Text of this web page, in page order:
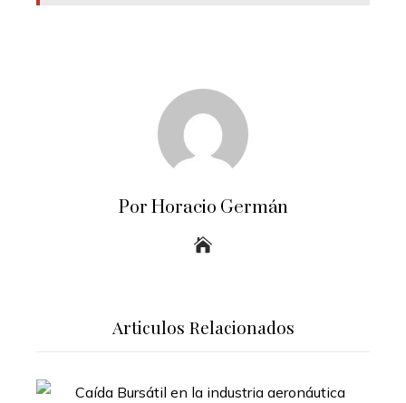
Por Horacio Germán
Articulos Relacionados